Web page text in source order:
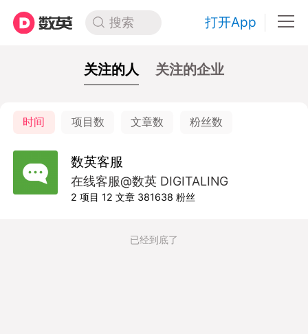
搜索 打开App
关注的人 关注的企业
时间 项目数 文章数 粉丝数
数英客服
在线客服@数英 DIGITALING
2 项目 12 文章 381638 粉丝
已经到底了